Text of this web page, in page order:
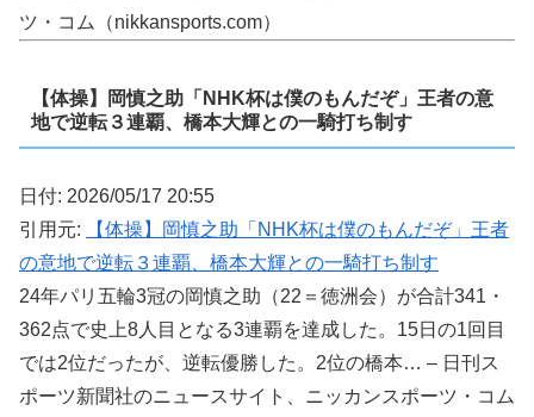
ツ・コム（nikkansports.com）
【体操】岡慎之助「NHK杯は僕のもんだぞ」王者の意
地で逆転３連覇、橋本大輝との一騎打ち制す
日付: 2026/05/17 20:55
引用元:
【体操】岡慎之助「NHK杯は僕のもんだぞ」王者
の意地で逆転３連覇、橋本大輝との一騎打ち制す
24年パリ五輪3冠の岡慎之助（22＝徳洲会）が合計341・
362点で史上8人目となる3連覇を達成した。15日の1回目
では2位だったが、逆転優勝した。2位の橋本… – 日刊ス
ポーツ新聞社のニュースサイト、ニッカンスポーツ・コム